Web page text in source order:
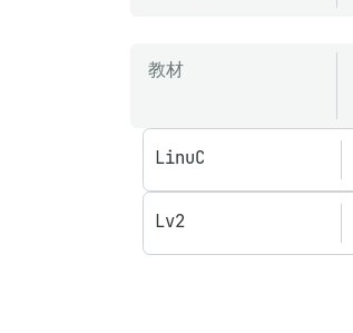
教材
LinuC
Lv2